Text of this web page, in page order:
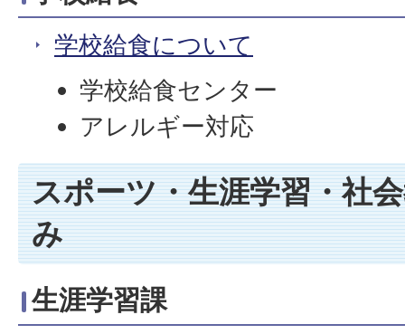
学校給食について
学校給食センター
アレルギー対応
スポーツ・生涯学習・社
み
生涯学習課